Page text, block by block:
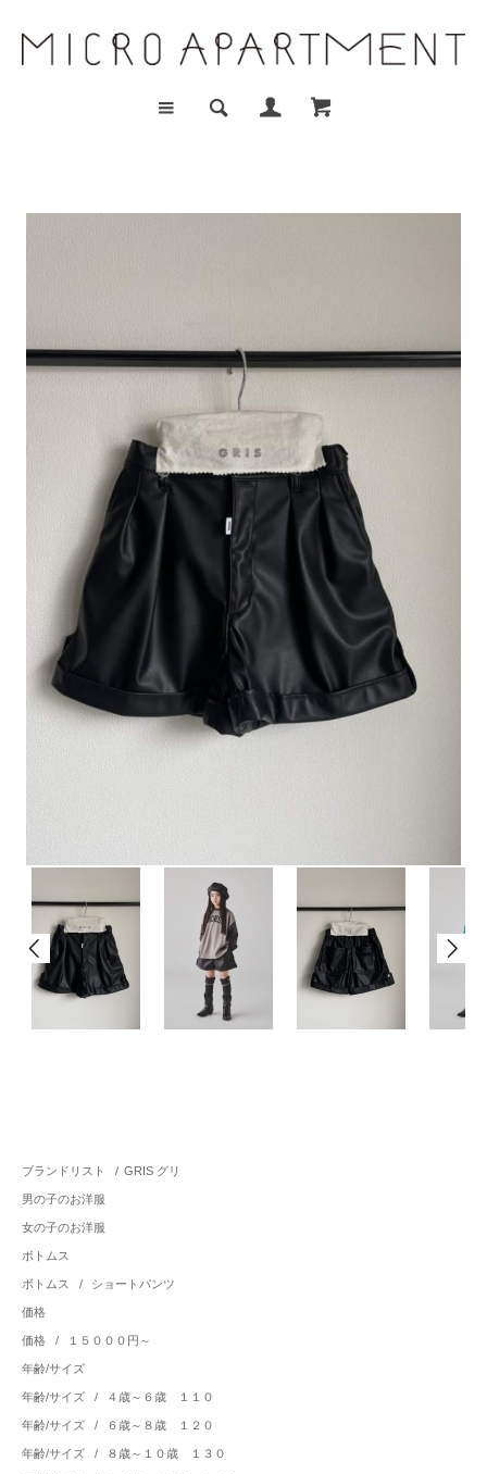
ブランドリスト / GRIS グリ
男の子のお洋服
女の子のお洋服
ボトムス
ボトムス / ショートパンツ
価格
価格 / １５０００円～
年齢/サイズ
年齢/サイズ / ４歳～６歳 １１０
年齢/サイズ / ６歳～８歳 １２０
年齢/サイズ / ８歳～１０歳 １３０